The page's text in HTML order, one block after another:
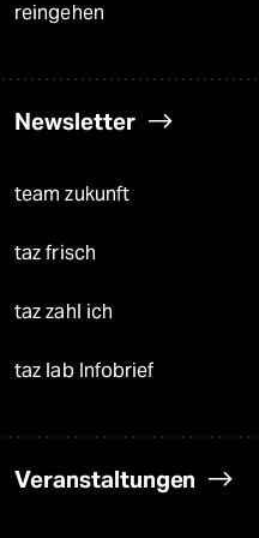
reingehen
Newsletter
team zukunft
taz frisch
taz zahl ich
taz lab Infobrief
Veranstaltungen